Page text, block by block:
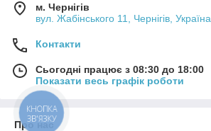
м. Чернігів
вул. Жабінського 11, Чернігів, Україна
Контакти
Сьогодні працює з 08:30 до 18:00
Показати весь графік роботи
Про нас
КНОПКА
ЗВ'ЯЗКУ